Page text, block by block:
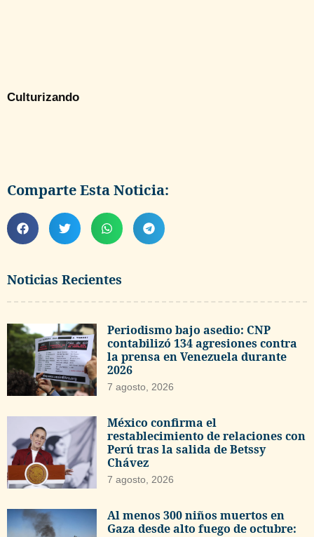
Noticias Recientes
Periodismo bajo asedio: CNP
contabilizó 134 agresiones contra
la prensa en Venezuela durante
2026
7 agosto, 2026
México confirma el
restablecimiento de relaciones con
Perú tras la salida de Betssy
Chávez
7 agosto, 2026
Al menos 300 niños muertos en
Gaza desde alto fuego de octubre:
Culturizando
Comparte Esta Noticia: